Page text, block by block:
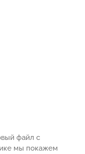
файл с
мы покажем